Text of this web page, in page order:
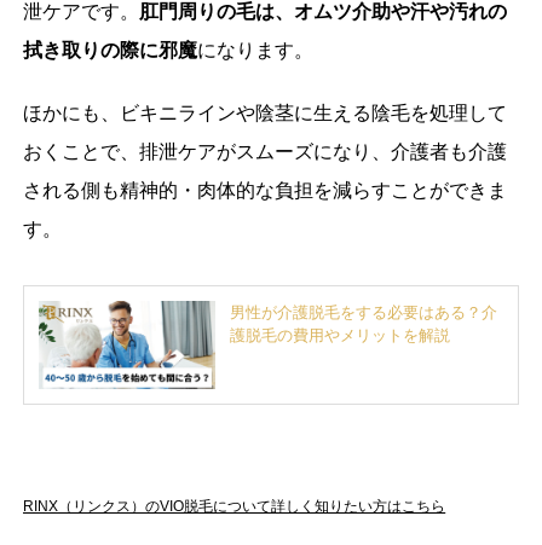
泄ケアです。 肛門周りの毛は、オムツ介助や汗や汚れの
拭き取りの際に邪魔になります。
ほかにも、ビキニラインや陰茎に生える陰毛を処理して
おくことで、排泄ケアがスムーズになり、介護者も介護
される側も精神的・肉体的な負担を減らすことができま
す。
男性が介護脱毛をする必要はある？介
護脱毛の費用やメリットを解説
RINX（リンクス）のVIO脱毛について詳しく知りたい方はこちら